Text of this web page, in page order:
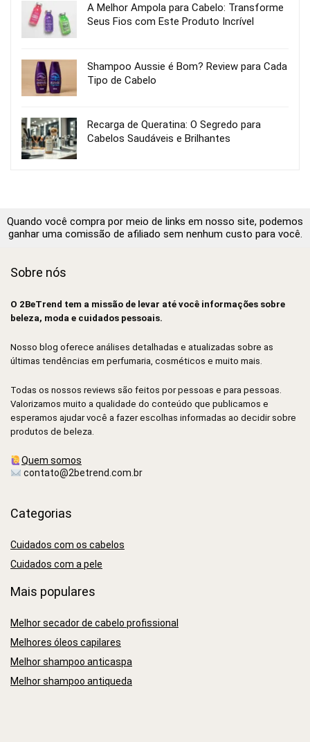
A Melhor Ampola para Cabelo: Transforme
Seus Fios com Este Produto Incrível
Shampoo Aussie é Bom? Review para Cada
Tipo de Cabelo
Recarga de Queratina: O Segredo para
Cabelos Saudáveis e Brilhantes
Quando você compra por meio de links em nosso site, podemos
ganhar uma comissão de afiliado sem nenhum custo para você.
Sobre nós
O 2BeTrend tem a missão de levar até você informações sobre
beleza, moda e cuidados pessoais.
Nosso blog oferece análises detalhadas e atualizadas sobre as
últimas tendências em perfumaria, cosméticos e muito mais.
Todas os nossos reviews são feitos por pessoas e para pessoas.
Valorizamos muito a qualidade do conteúdo que publicamos e
esperamos ajudar você a fazer escolhas informadas ao decidir sobre
produtos de beleza.
Quem somos
contato@2betrend.com.br
Categorias
Cuidados com os cabelos
Cuidados com a pele
Mais populares
Melhor secador de cabelo profissional
Melhores óleos capilares
Melhor shampoo anticaspa
Melhor shampoo antiqueda